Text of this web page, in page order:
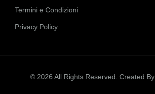
Termini e Condizioni
Privacy Policy
© 2026 All Rights Reserved. Created By